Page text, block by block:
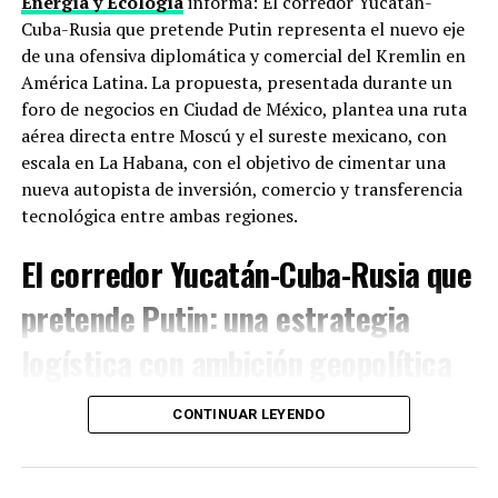
ciberseguridad, antes de que esa carrera se salga de
control sin reglas ni frenos.
Taiwán e Irán
Dos puntos donde ceder duele. China exige que Estados
Unidos recorte su apoyo político y militar a la
Isla de
Taiwán , que Pekín considera parte de su territorio.
Washington usa ese apoyo como palanca. En paralelo,
Trump busca que China no compense las sanciones
contraIrán ni le provea cobertura financiera, algo que
Pekín no quiere conceder sin obtener algo a cambio.
reuniones
Los analistas manejan tres escenarios. Lo más probable:
reapertura de canales de comunicación entre equipos
Cuba-Rusia que pretende Putin representa el nuevo eje
de una ofensiva diplomática y comercial del Kremlin en
América Latina. La propuesta, presentada durante un
foro de negocios en Ciudad de México, plantea una ruta
aérea directa entre Moscú y el sureste mexicano, con
escala en La Habana, con el objetivo de cimentar una
nueva autopista de inversión, comercio y transferencia
tecnológica entre ambas regiones.
El corredor Yucatán-Cuba-Rusia que
pretende Putin: una estrategia
En un momento en que Estados Unidos intensifica su
proteccionismo, Rusia busca ampliar su presencia en el
hemisferio occidental. Según Aleksey Valkov, director
CONTINUAR LEYENDO